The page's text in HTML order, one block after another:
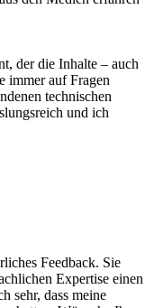
der die Inhalte – auch
immer auf Fragen
technischen
und ich
Feedback. Sie
Expertise einen
sehr, dass meine